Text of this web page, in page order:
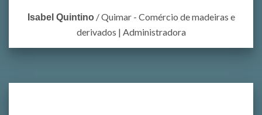
Isabel Quintino /Quimar - Comércio de madeiras e
derivados | Administradora